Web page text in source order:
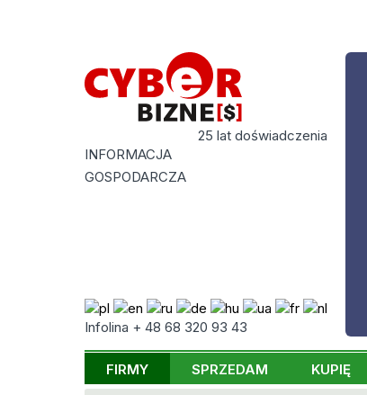
25 lat doświadczenia
INFORMACJA
GOSPODARCZA
Infolina + 48 68 320 93 43
FIRMY SPRZEDAM KUPIĘ